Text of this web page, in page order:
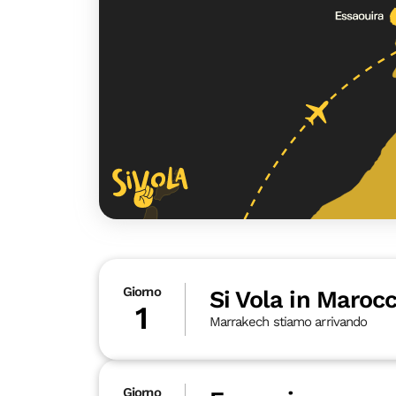
Giorno
1 Si Vola in
Marrakech stiamo arrivando